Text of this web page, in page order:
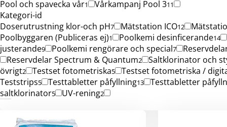
Pool och spavecka vår1 Vårkampanj Pool 311
Kategori-id
Doserutrustning klor-och pH7 Mätstation ICO12
Poolbyggaren (Publiceras ej)1 Poolkemi desinficerande14
justerande9 Poolkemi rengörare och special7
Reservdelar Spectrum & Quantum2
Saltklorinator och
övrigt2 Testset fotometriska5
Testset fotometriska /
Teststrips5 Testtabletter påfyllning13
Testtabletter
saltklorinator5 UV-rening2